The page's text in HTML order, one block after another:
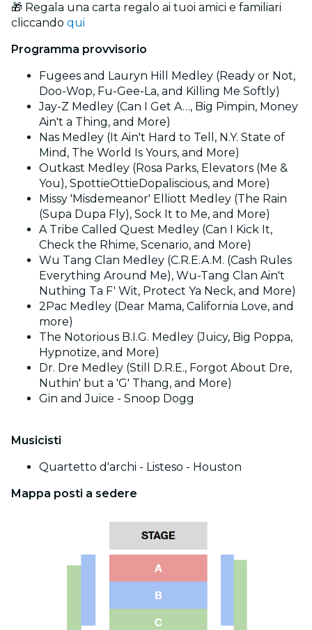
🎁 Regala una carta regalo ai tuoi amici e familiari
cliccando qui
Programma provvisorio
Fugees and Lauryn Hill Medley (Ready or Not,
Doo-Wop, Fu-Gee-La, and Killing Me Softly)
Jay-Z Medley (Can I Get A…, Big Pimpin, Money
Ain't a Thing, and More)
Nas Medley (It Ain't Hard to Tell, N.Y. State of
Mind, The World Is Yours, and More)
Outkast Medley (Rosa Parks, Elevators (Me &
You), SpottieOttieDopaliscious, and More)
Missy 'Misdemeanor' Elliott Medley (The Rain
(Supa Dupa Fly), Sock It to Me, and More)
A Tribe Called Quest Medley (Can I Kick It,
Check the Rhime, Scenario, and More)
Wu Tang Clan Medley (C.R.E.A.M. (Cash Rules
Everything Around Me), Wu-Tang Clan Ain't
Nuthing Ta F' Wit, Protect Ya Neck, and More)
2Pac Medley (Dear Mama, California Love, and
more)
The Notorious B.I.G. Medley (Juicy, Big Poppa,
Hypnotize, and More)
Dr. Dre Medley (Still D.R.E., Forgot About Dre,
Nuthin' but a 'G' Thang, and More)
Gin and Juice - Snoop Dogg
Musicisti
Quartetto d'archi - Listeso - Houston
Mappa posti a sedere